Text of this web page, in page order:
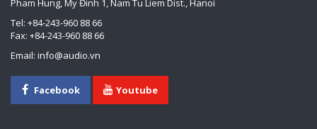
Pham Hung, My Đinh 1, Nam Tu Liem Dist., Hanoi
Tel: +84-243-960 88 66
Fax: +84-243-960 88 66
Email: info@audio.vn
Facebook Youtube